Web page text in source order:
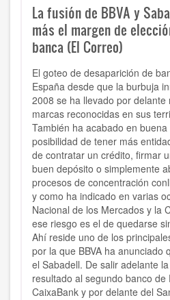
La fusión de BBVA y
más el margen de
banca (El Correo)
El goteo de desaparición de
España desde que la burbuja
2008 se ha llevado por
marcas reconocidas en sus
También ha acabado en
posibilidad de tener más
de contratar un crédito, firmar
buen depósito o simplemente
procesos de concentración
y como ha indicado en varias
Nacional de los Mercados y la
ese riesgo es el de quedarse
Ahí reside uno de los
por la que BBVA ha anunciado
el Sabadell. De salir adelante
resultado al segundo banco
CaixaBank y por delante del